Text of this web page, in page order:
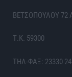
ΒΕΤΣΟΠΟΥΛΟΥ 72
Τ.Κ. 59300
ΤΗΛ-ΦΑΞ: 23330